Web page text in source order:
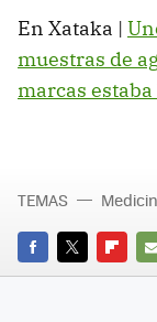
En Xataka |
muestras de
marcas
FACEBOOK
TWITTER
TEMAS